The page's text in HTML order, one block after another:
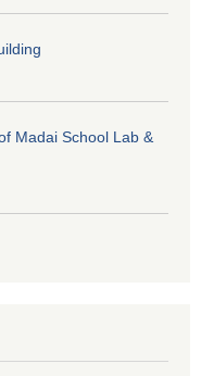
Madai School Lab &